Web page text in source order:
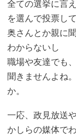
全ての選挙に言
を選んで投票し
奥さんとか親に
わからないし
職場や友達でも
聞きませんよね
か。
一応、政見放送
かしらの媒体で